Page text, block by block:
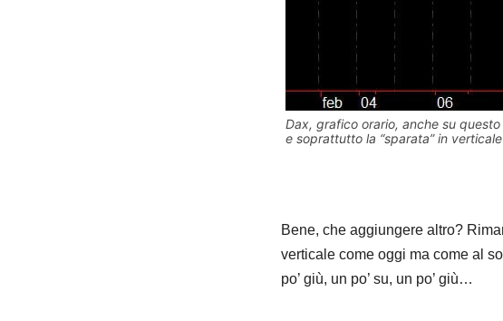
Dax, grafico orario, anche su
e soprattutto la “sparata” in
Bene, che aggiungere altro?
verticale come oggi ma come al
po’ giù, un po’ su, un po’ giù…